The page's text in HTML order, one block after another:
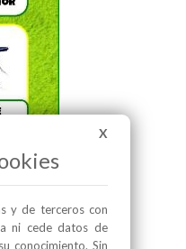
X
y de terceros con
ni cede datos de
conocimiento. Sin